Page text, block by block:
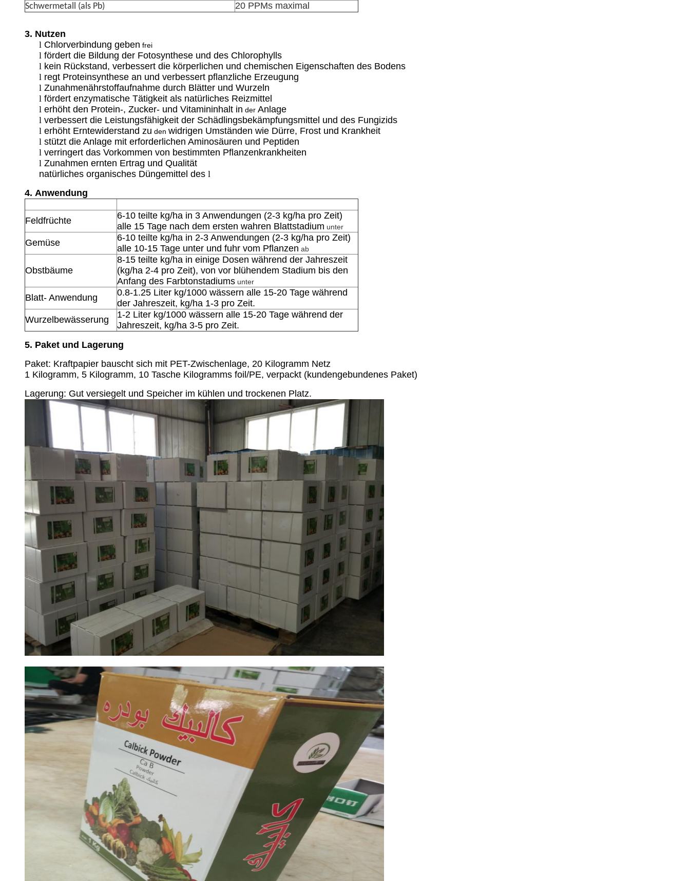
Schwermetall (als Pb) 20 PPMs maximal
3. Nutzen
l Chlorverbindung geben frei
l fördert die Bildung der Fotosynthese und des Chlorophylls
l kein Rückstand, verbessert die körperlichen und chemischen Eigenschaften des Bodens
l regt Proteinsynthese an und verbessert pflanzliche Erzeugung
l Zunahmenährstoffaufnahme durch Blätter und Wurzeln
l fördert enzymatische Tätigkeit als natürliches Reizmittel
l erhöht den Protein-, Zucker- und Vitamininhalt in der Anlage
l verbessert die Leistungsfähigkeit der Schädlingsbekämpfungsmittel und des Fungizids
l erhöht Erntewiderstand zu den widrigen Umständen wie Dürre, Frost und Krankheit
l stützt die Anlage mit erforderlichen Aminosäuren und Peptiden
l verringert das Vorkommen von bestimmten Pflanzenkrankheiten
l Zunahmen ernten Ertrag und Qualität
natürliches organisches Düngemittel des l
4. Anwendung
Feldfrüchte
6-10 teilte kg/ha in 3 Anwendungen (2-3 kg/ha pro Zeit)
alle 15 Tage nach dem ersten wahren Blattstadium unter
Gemüse 6-10 teilte kg/ha in 2-3 Anwendungen (2-3 kg/ha pro Zeit)
alle 10-15 Tage unter und fuhr vom Pflanzen ab
Obstbäume
8-15 teilte kg/ha in einige Dosen während der Jahreszeit
(kg/ha 2-4 pro Zeit), von vor blühendem Stadium bis den
Anfang des Farbtonstadiums unter
Blatt- Anwendung 0.8-1.25 Liter kg/1000 wässern alle 15-20 Tage während
der Jahreszeit, kg/ha 1-3 pro Zeit.
Wurzelbewässerung
1-2 Liter kg/1000 wässern alle 15-20 Tage während der
Jahreszeit, kg/ha 3-5 pro Zeit.
5. Paket und Lagerung
Paket: Kraftpapier bauscht sich mit PET-Zwischenlage, 20 Kilogramm Netz
1 Kilogramm, 5 Kilogramm, 10 Tasche Kilogramms foil/PE, verpackt (kundengebundenes Paket)
Lagerung: Gut versiegelt und Speicher im kühlen und trockenen Platz.